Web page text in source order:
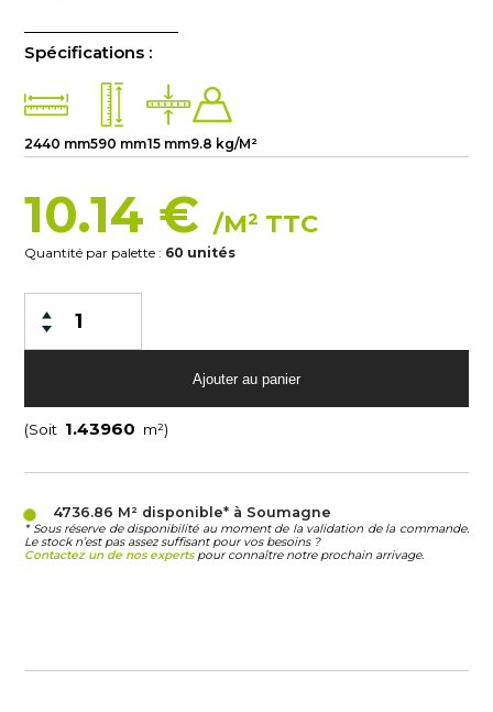
Spécifications :
2440 mm590 mm15 mm9.8 kg/M²
10.14 €/M² TTC
Quantité par palette : 60 unités
(Soit m²)
4736.86 M²disponible* à Soumagne
* Sous réserve de disponibilité au moment de la validation de la commande.
Le stock n’est pas assez suffisant pour vos besoins ?
Contactez un de nos expertspour connaître notre prochain arrivage.